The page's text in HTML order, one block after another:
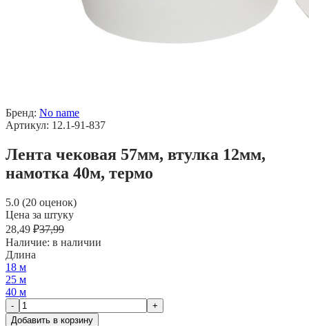
Бренд: No name
Артикул: 12.1-91-837
Лента чековая 57мм, втулка 12мм,
намотка 40м, термо
5.0 (20 оценок)
Цена за штуку
28,49 ₽37,99
Наличие: в наличии
Длина
18 м
25 м
40 м
-
+
Добавить в корзину